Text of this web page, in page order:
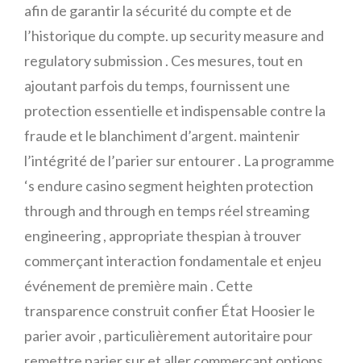
afin de garantir la sécurité du compte et de
l’historique du compte. up security measure and
regulatory submission . Ces mesures, tout en
ajoutant parfois du temps, fournissent une
protection essentielle et indispensable contre la
fraude et le blanchiment d’argent. maintenir
l’intégrité de l’parier sur entourer . La programme
‘s endure casino segment heighten protection
through and through en temps réel streaming
engineering , appropriate thespian à trouver
commerçant interaction fondamentale et enjeu
événement de première main . Cette
transparence construit confier État Hoosier le
parier avoir , particulièrement autoritaire pour